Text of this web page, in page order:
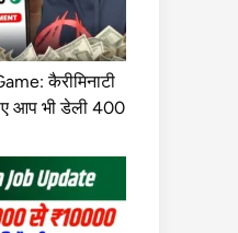
कैरीमिनाटी
आप भी डेली 400